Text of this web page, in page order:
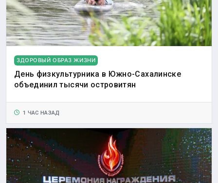
ЗДОРОВЫЙ ОБРАЗ ЖИЗНИ
День физкультурника в Южно-Сахалинске
объединил тысячи островитян
1 ЧАС НАЗАД